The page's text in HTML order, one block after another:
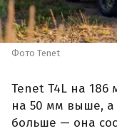
Фото Tenet
Tenet T4L на
на 50 мм выше, а
больше — она